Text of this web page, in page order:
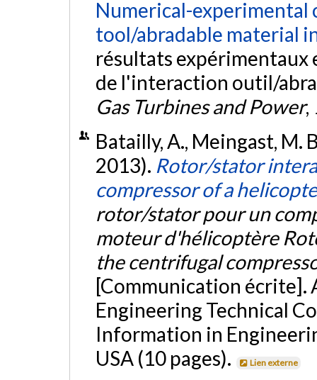
Numerical-
tool/abradable material
résultats expérimentaux
de l'interaction outil/
Gas Turbines and Power,
Batailly, A., Meingast, M.
2013). Rotor/stator
compressor of a
rotor/stator pour un
moteur d'hélicoptère
the centrifugal
[Communication écrite].
Engineering Technical
Information in
USA (10 pages).
Lien externe